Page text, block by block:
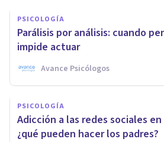
PSICOLOGÍA
Parálisis por análisis: cuando
impide actuar
Avance Psicólogos
PSICOLOGÍA
Adicción a las redes sociales
¿qué pueden hacer los padres?